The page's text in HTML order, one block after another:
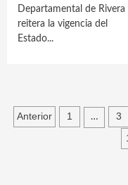
Departamental de Rivera
reitera la vigencia del
Estado...
Paginación
Anterior 1 … 3